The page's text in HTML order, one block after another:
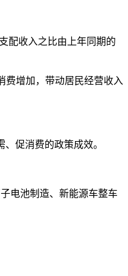
配收入之比由上年同期的
增加，带动居民经营收入
促消费的政策成效。
电池制造、新能源车整车